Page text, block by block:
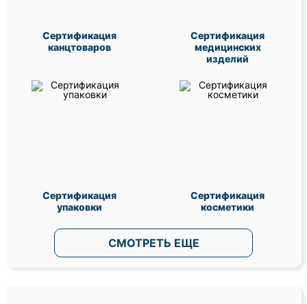
Сертификация
канцтоваров
Сертификация
медицинских
изделий
Сертификация
упаковки
Сертификация
косметики
СМОТРЕТЬ ЕЩЕ